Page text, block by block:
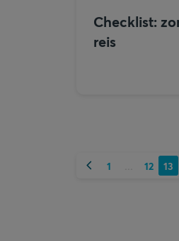
Checklist:
reis
Vorige 1 12 13